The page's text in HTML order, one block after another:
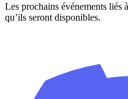
Les prochains événements liés
qu’ils seront disponibles.